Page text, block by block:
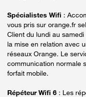
Spécialistes Wifi :
vous pris sur orange.fr
Client du lundi au
la mise en relation avec
réseaux Orange. Le
communication normale
forfait mobile.
Répéteur Wifi 6 : Les